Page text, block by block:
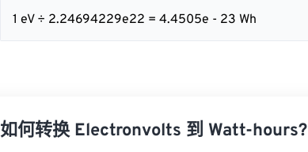
1 eV ÷ 2.24694229e22 = 4.4505e - 23 Wh
如何转换 Electronvolts 到 Watt-hours?